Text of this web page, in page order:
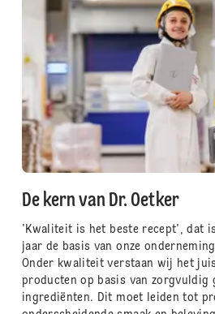
De kern van Dr. Oetker
'Kwaliteit is het beste recept', dat
jaar de basis van onze
Onder kwaliteit verstaan wij het
producten op basis van zorgvuldig
ingrediënten. Dit moet leiden tot